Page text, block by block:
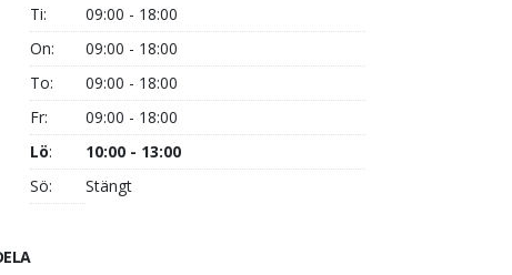
Ti:
09:00 - 18:00
On:
09:00 - 18:00
To:
09:00 - 18:00
Fr:
09:00 - 18:00
Lö:
10:00 - 13:00
Sö:
Stängt